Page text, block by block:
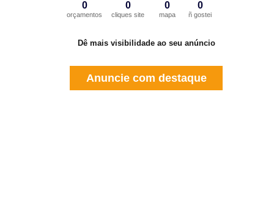
0
orçamentos
0
cliques site
0
mapa
0
ñ gostei
Dê mais visibilidade ao seu anúncio
Anuncie com destaque